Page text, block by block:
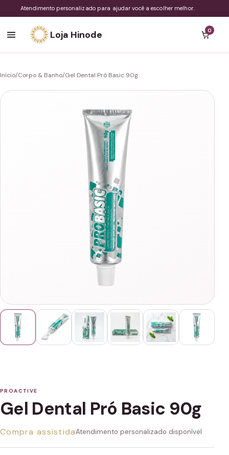
Atendimento personalizado para ajudar você a escolher melhor.
Loja Hinode 0
Início/Corpo & Banho/Gel Dental Pró Basic 90g
PROACTIVE
Gel Dental Pró Basic 90g
Compra assistidaAtendimento personalizado disponível